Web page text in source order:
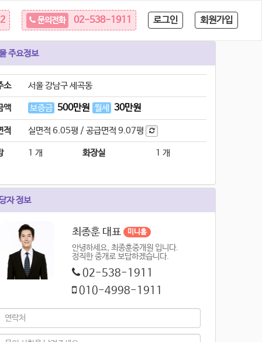
로그인 회원가입
문의전화 02-538-1911
주요정보
소 서울 강남구 세곡동
액 보증금 500만원 월세 30만원
적 실면적6.05평 /공급면적9.07평
1 개 화장실 1 개
자 정보
최종훈 대표 미니홈
안녕하세요, 최종훈중개원 입니다.
정직한 중개로 보답하겠습니다.
02-538-1911
010-4998-1911